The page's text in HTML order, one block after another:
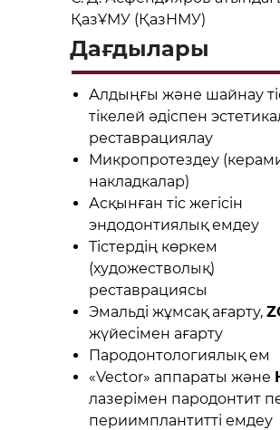
ҚазҰМУ (ҚазНМУ)
Дағдылары
Алдыңғы және шайнау
тікелей әдіспен
реставрациялау
Микропротездеу
накладкалар)
Асқынған тіс жегісін
эндодонтиялық емдеу
Тістердің көркем
(художестволық)
реставрациясы
Эмальді жұмсақ ағарту,
жүйесімен ағарту
Пародонтологиялық ем
«Vector» аппараты және
лазерімен пародонтит
периимплантитті емдеу